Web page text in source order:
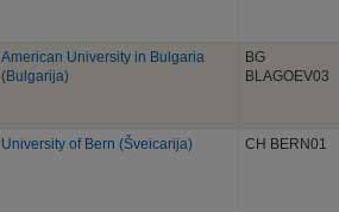
American University in Bulgaria
(Bulgarija)
BG
BLAGOEV03
University of Bern (Šveicarija) CH BERN01